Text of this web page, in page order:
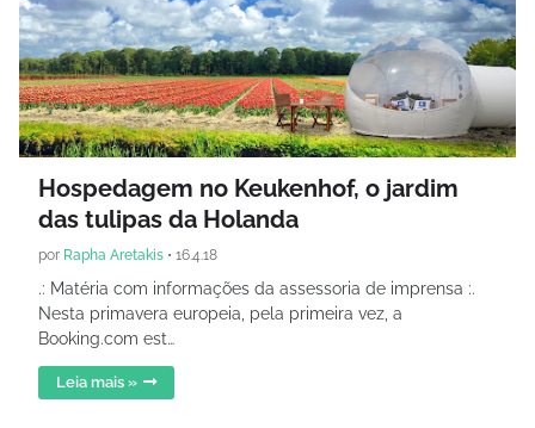
Hospedagem no Keukenhof, o jardim
das tulipas da Holanda
por Rapha Aretakis • 16.4.18
.: Matéria com informações da assessoria de imprensa :.
Nesta primavera europeia, pela primeira vez, a
Booking.com est…
Leia mais »